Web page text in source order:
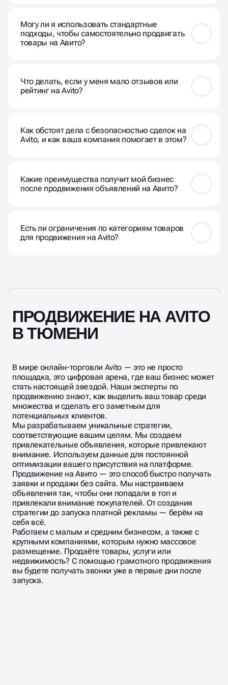
конкретных стратегий и вашей отрасли.
Могу ли я использовать стандартные
подходы, чтобы самостоятельно продвигать
товары на Авито?
оптимизацию, могут значительно увеличить
эффективность.
Что делать, если у меня мало отзывов или
рейтинг на Avito?
качественный сервис и стимулировать
положительные отзывы.
Как обстоят дела с безопасностью сделок на
Avito, и как ваша компания помогает в этом?
сделок. Мы также помогаем в создании доверия к
вашему бренду через профессиональное
представление.
Какие преимущества получит мой бизнес
после продвижения объявлений на Авито?
увеличить объем продаж.
Есть ли ограничения по категориям товаров
для продвижения на Avito?
ПРОДВИЖЕНИЕ НА AVITO
В ТЮМЕНИ
В мире онлайн-торговли Avito — это не просто
площадка, это цифровая арена, где ваш бизнес может
стать настоящей звездой. Наши эксперты по
продвижению знают, как выделить ваш товар среди
множества и сделать его заметным для
потенциальных клиентов.
Мы разрабатываем уникальные стратегии,
соответствующие вашим целям. Мы создаем
привлекательные объявления, которые привлекают
внимание. Используем данные для постоянной
оптимизации вашего присутствия на платформе.
Продвижение на Авито — это способ быстро получать
заявки и продажи без сайта. Мы настраиваем
объявления так, чтобы они попадали в топ и
привлекали внимание покупателей. От создания
стратегии до запуска платной рекламы — берём на
себя всё.
Работаем с малым и средним бизнесом, а также с
крупными компаниями, которым нужно массовое
размещение. Продаёте товары, услуги или
недвижимость? С помощью грамотного продвижения
вы будете получать звонки уже в первые дни после
запуска.